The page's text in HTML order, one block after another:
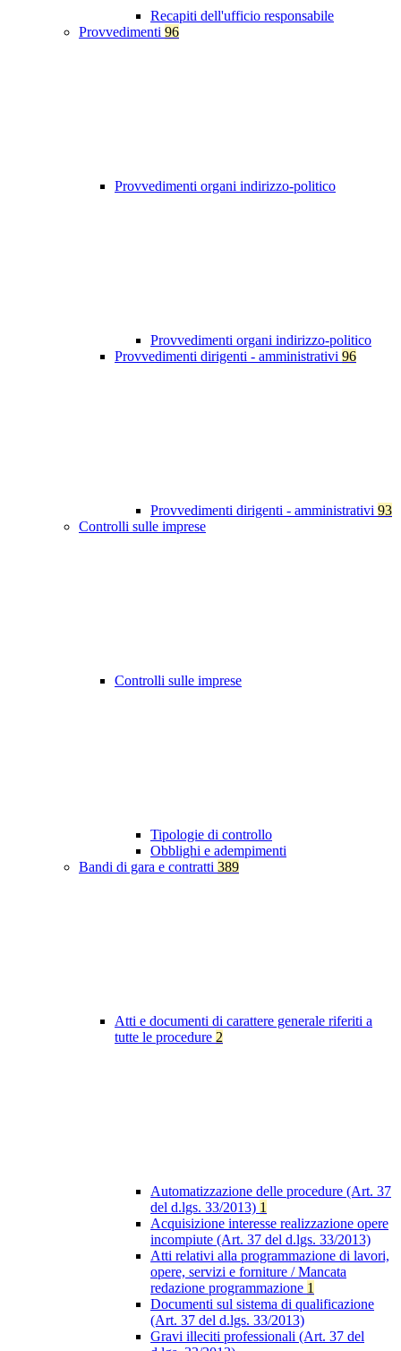
Recapiti dell'ufficio responsabile
Provvedimenti 96
Provvedimenti organi indirizzo-politico
Provvedimenti organi indirizzo-politico
Provvedimenti dirigenti - amministrativi 96
Provvedimenti dirigenti - amministrativi 93
Controlli sulle imprese
Controlli sulle imprese
Tipologie di controllo
Obblighi e adempimenti
Bandi di gara e contratti 389
Atti e documenti di carattere generale riferiti a
tutte le procedure 2
Automatizzazione delle procedure (Art. 37
del d.lgs. 33/2013) 1
Acquisizione interesse realizzazione opere
incompiute (Art. 37 del d.lgs. 33/2013)
Atti relativi alla programmazione di lavori,
opere, servizi e forniture / Mancata
redazione programmazione 1
Documenti sul sistema di qualificazione
(Art. 37 del d.lgs. 33/2013)
Gravi illeciti professionali (Art. 37 del